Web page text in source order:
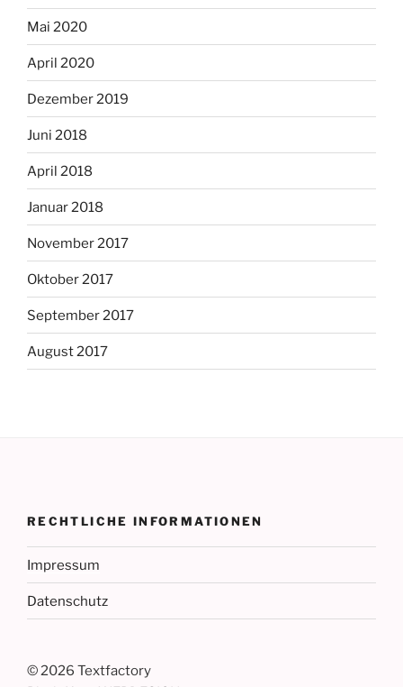
Mai 2020
April 2020
Dezember 2019
Juni 2018
April 2018
Januar 2018
November 2017
Oktober 2017
September 2017
August 2017
RECHTLICHE INFORMATIONEN
Impressum
Datenschutz
©2026 Textfactory